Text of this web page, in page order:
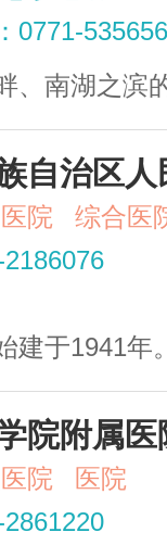
0771-
湖之滨的广
自治区人
院
综合医
建于1941年
院附属医
院
医院